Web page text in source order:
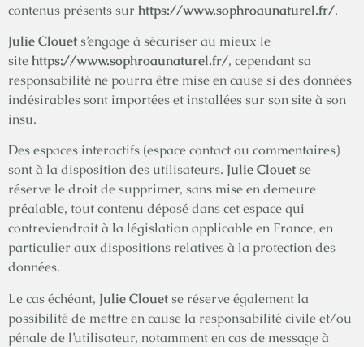
contenus présents sur https://www.sophroaunaturel.fr/.
Julie Clouets’engage à sécuriser au mieux le
sitehttps://www.sophroaunaturel.fr/, cependant sa
responsabilité ne pourra être mise en cause si des données
indésirables sont importées et installées sur son site à son
insu.
Des espaces interactifs (espace contact ou commentaires)
sont à la disposition des utilisateurs. Julie Clouetse
réserve le droit de supprimer, sans mise en demeure
préalable, tout contenu déposé dans cet espace qui
contreviendrait à la législation applicable en France, en
particulier aux dispositions relatives à la protection des
données.
Le cas échéant, Julie Clouetse réserve également la
possibilité de mettre en cause la responsabilité civile et/ou
pénale de l’utilisateur, notamment en cas de message à